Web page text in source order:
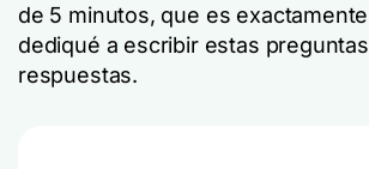
de 5 minutos, que es
dediqué a escribir estas
respuestas.